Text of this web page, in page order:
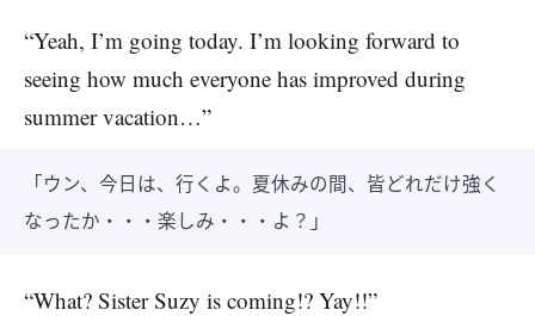
“Yeah, I’m going today. I’m looking forward to
seeing how much everyone has improved during
summer vacation…”
「ウン、今日は、行くよ。夏休みの間、皆どれだけ強く
なったか・・・楽しみ・・・よ？」
“What? Sister Suzy is coming!? Yay!!”